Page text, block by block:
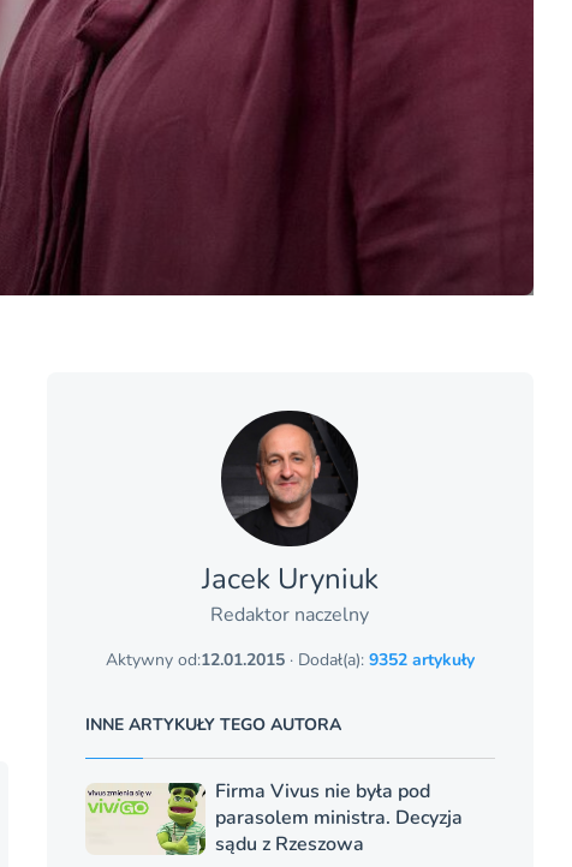
Jacek Uryniuk
Redaktor naczelny
Aktywny od:12.01.2015· Dodał(a): 9352 artykuły
INNE ARTYKUŁY TEGO AUTORA
Firma Vivus nie była pod
parasolem ministra. Decyzja
sądu z Rzeszowa